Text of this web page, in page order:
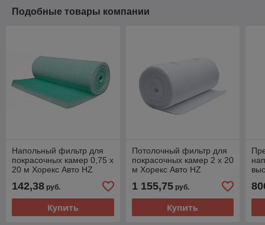
Подобные товары компании
Напольный фильтр для
покрасочных камер 0,75 х
20 м Хорекс Авто HZ
142,38 руб.
Купить
Потолочный фильтр для
покрасочных камер 2 х 20
м Хорекс Авто HZ
1 155,75руб.
Купить